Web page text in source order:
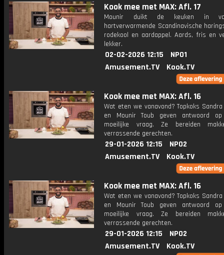
Kook mee met MAX: Afl. 17
Mounir duikt de keuken in
hartverwarmende Scandinavische
rodekool en aardappel. Aards, fris en
lekker.
02-02-2026 12:15
NPO1
Amusement.TV
Kook.TV
Kook mee met MAX: Afl. 16
Wat eten we vanavond? Topkoks
en Mounir Toub geven antwoord
moeilijke vraag. Ze bereiden
verrassende gerechten.
29-01-2026 12:15
NPO2
Amusement.TV
Kook.TV
Kook mee met MAX: Afl. 16
Wat eten we vanavond? Topkoks
en Mounir Toub geven antwoord
moeilijke vraag. Ze bereiden
verrassende gerechten.
29-01-2026 12:15
NPO2
Amusement.TV
Kook.TV